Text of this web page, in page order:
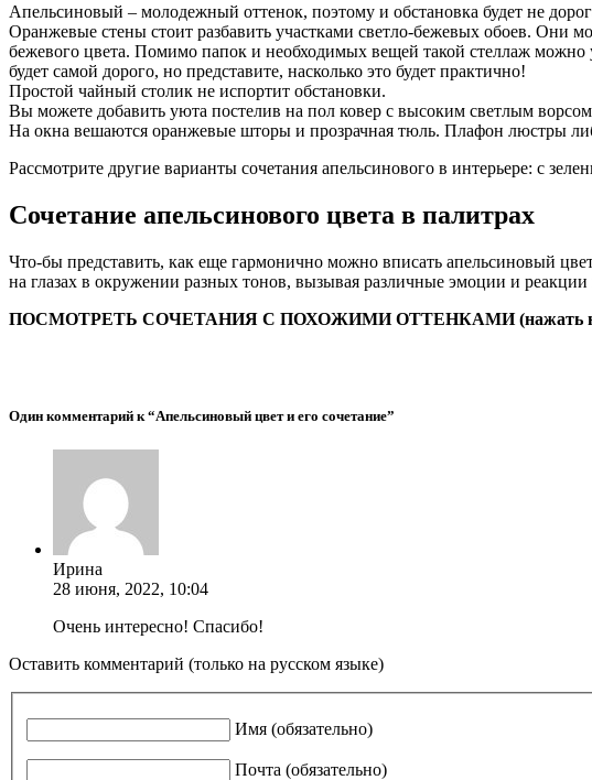
Апельсиновый – молодежный оттенок, поэтому и обстановка будет не
Оранжевые стены стоит разбавить участками светло-бежевых обоев. Они
бежевого цвета. Помимо папок и необходимых вещей такой стеллаж
будет самой дорого, но представите, насколько это будет практично!
Простой чайный столик не испортит обстановки.
Вы можете добавить уюта постелив на пол ковер с высоким светлым
На окна вешаются оранжевые шторы и прозрачная тюль. Плафон люстры
Рассмотрите другие варианты сочетания апельсинового в интерьере: с
Сочетание апельсинового цвета в палитрах
Что-бы представить, как еще гармонично можно вписать апельсиновый
на глазах в окружении разных тонов, вызывая различные эмоции и
ПОСМОТРЕТЬ СОЧЕТАНИЯ С ПОХОЖИМИ ОТТЕНКАМИ (нажать
Один комментарий к “Апельсиновый цвет и его сочетание”
Ирина
28 июня, 2022, 10:04
Очень интересно! Спасибо!
Оставить комментарий (только на русском языке)
Имя (обязательно)
Почта (обязательно)